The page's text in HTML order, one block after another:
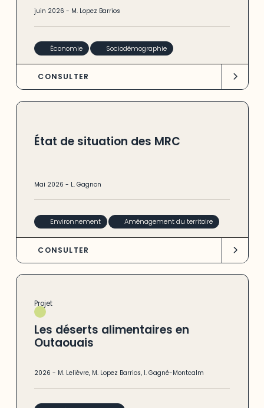
juin 2026- M. Lopez Barrios
Économie Sociodémographie
CONSULTER
État de situation des MRC
Mai 2026- L. Gagnon
Environnement Aménagement du territoire
CONSULTER
Projet
Les déserts alimentaires en
Outaouais
2026- M. Lelièvre, M. Lopez Barrios, I. Gagné-Montcalm